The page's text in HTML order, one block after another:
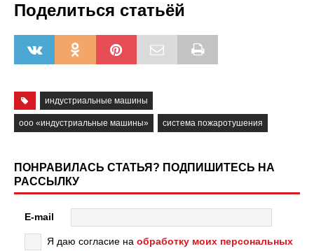
Поделиться статьёй
индустриальные машины
ооо «индустриальные машины» система пожаротушения
ПОНРАВИЛАСЬ СТАТЬЯ? ПОДПИШИТЕСЬ НА
РАССЫЛКУ
E-mail
Я даю согласие на обработку моих персональных